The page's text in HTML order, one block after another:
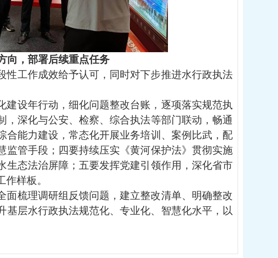
向，部署后续重点任务
性工作成效给予认可，同时对下步推进水行政执法
建设年行动，细化问题整改台账，逐项落实规范执
，深化与公安、检察、综合执法等部门联动，畅通
合能力建设，常态化开展业务培训、案例比武，配
监管手段；四要持续压实《黄河保护法》贯彻实施
生态法治屏障；五要发挥党建引领作用，深化省市
样板。
面梳理调研组反馈问题，建立整改清单、明确整改
层水行政执法规范化、专业化、智慧化水平，以